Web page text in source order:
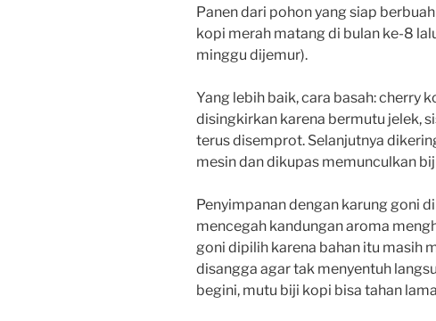
Panen dari pohon yang siap
kopi merah matang di bulan ke-8
minggu dijemur).
Yang lebih baik, cara basah: cherry
disingkirkan karena bermutu jelek,
terus disemprot. Selanjutnya
mesin dan dikupas memunculkan
Penyimpanan dengan karung goni
mencegah kandungan aroma
goni dipilih karena bahan itu masih
disangga agar tak menyentuh
begini, mutu biji kopi bisa tahan